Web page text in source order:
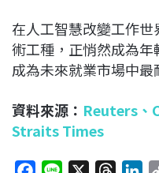
在人工智慧改變工作
術工種，正悄然成為
成為未來就業市場中最
資料來源： Reuters 、
Straits Times